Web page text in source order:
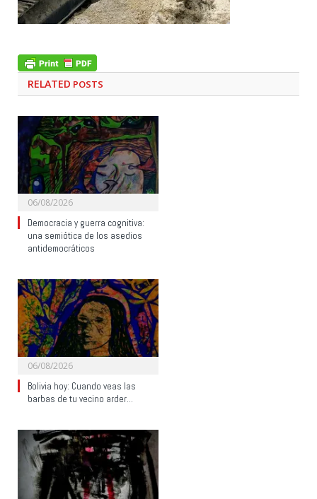
RELATED POSTS
06/08/2026
Democracia y guerra cognitiva:
una semiótica de los asedios
antidemocráticos
06/08/2026
Bolivia hoy: Cuando veas las
barbas de tu vecino arder…